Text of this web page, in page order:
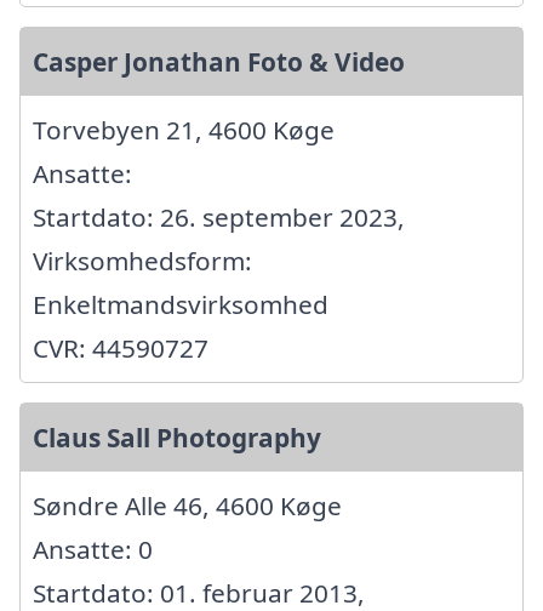
Casper Jonathan Foto & Video
Torvebyen 21, 4600 Køge
Ansatte:
Startdato: 26. september 2023,
Virksomhedsform:
Enkeltmandsvirksomhed
CVR: 44590727
Claus Sall Photography
Søndre Alle 46, 4600 Køge
Ansatte: 0
Startdato: 01. februar 2013,